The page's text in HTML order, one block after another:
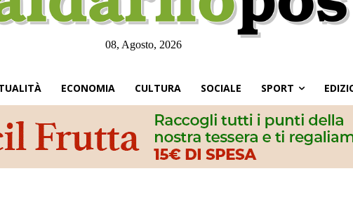
08, Agosto, 2026
ECONOMIA CULTURA SOCIALE SPORT